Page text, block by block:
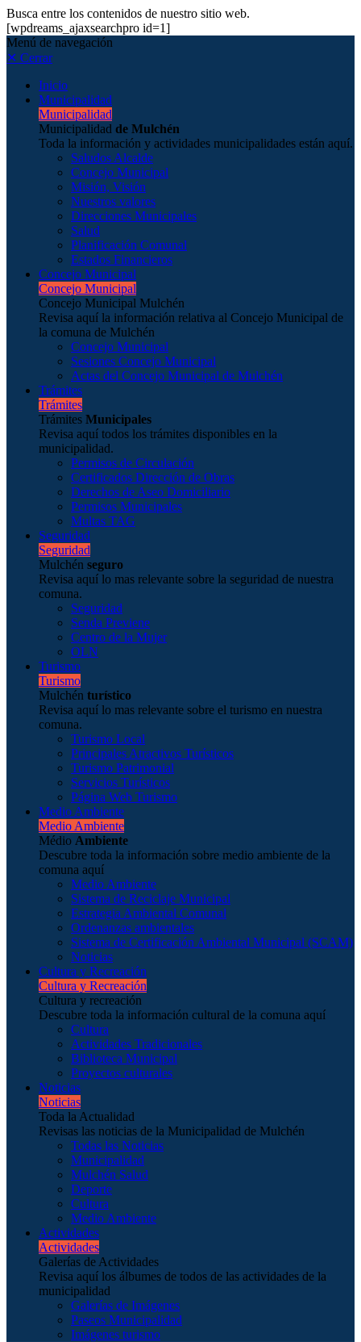
Busca entre los contenidos de nuestro sitio web.
[wpdreams_ajaxsearchpro id=1]
Menú de navegación
✕ Cerrar
Inicio
Municipalidad
Municipalidad
Municipalidad de Mulchén
Toda la información y actividades municipalidades están aquí.
Saludos Alcalde
Concejo Municipal
Misión, Visión
Nuestros valores
Direcciones Municipales
Salud
Planificación Comunal
Estados Financieros
Concejo Municipal
Concejo Municipal
Concejo Municipal Mulchén
Revisa aquí la información relativa al Concejo Municipal de
la comuna de Mulchén
Concejo Municipal
Sesiones Concejo Municipal
Actas del Concejo Municipal de Mulchén
Trámites
Trámites
Trámites Municipales
Revisa aquí todos los trámites disponibles en la
municipalidad.
Permisos de Circulación
Certificados Dirección de Obras
Derechos de Aseo Domiciliario
Permisos Municipales
Multas TAG
Seguridad
Seguridad
Mulchén seguro
Revisa aquí lo mas relevante sobre la seguridad de nuestra
comuna.
Seguridad
Senda Previene
Centro de la Mujer
OLN
Turismo
Turismo
Mulchén turístico
Revisa aquí lo mas relevante sobre el turismo en nuestra
comuna.
Turismo Local
Principales Atractivos Turísticos
Turismo Patrimonial
Servicios Turísticos
Página Web Turismo
Medio Ambiente
Medio Ambiente
Médio Ambiente
Descubre toda la información sobre medio ambiente de la
comuna aquí
Medio Ambiente
Sistema de Reciclaje Municipal
Estrategia Ambiental Comunal
Ordenanzas ambientales
Sistema de Certificación Ambiental Municipal (SCAM)
Noticias
Cultura y Recreación
Cultura y Recreación
Cultura y recreación
Descubre toda la información cultural de la comuna aquí
Cultura
Actividades Tradicionales
Biblioteca Municipal
Proyectos culturales
Noticias
Noticias
Toda la Actualidad
Revisas las noticias de la Municipalidad de Mulchén
Todas las Noticias
Municipalidad
Mulchén Salud
Deporte
Cultura
Medio Ambiente
Actividades
Actividades
Galerías de Actividades
Revisa aquí los álbumes de todos de las actividades de la
municipalidad
Galerías de Imágenes
Paseos Municipalidad
Imágenes turismo